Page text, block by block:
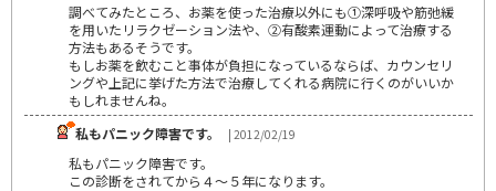
調べてみたところ、お薬を使った治療以外にも①深呼吸や筋弛緩
を用いたリラクゼーション法や、②有酸素運動によって治療する
方法もあるそうです。
もしお薬を飲むこと事体が負担になっているならば、カウンセリ
ングや上記に挙げた方法で治療してくれる病院に行くのがいいか
もしれませんね。
私もパニック障害です。
| 2012/02/19
私もパニック障害です。
この診断をされてから４～５年になります。